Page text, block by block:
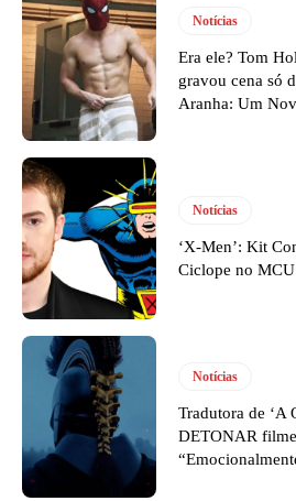
Notícias
Era ele? Tom
gravou cena só
Aranha: Um
Notícias
‘X-Men’: Kit
Ciclope no MCU
Notícias
Tradutora de ‘A
DETONAR